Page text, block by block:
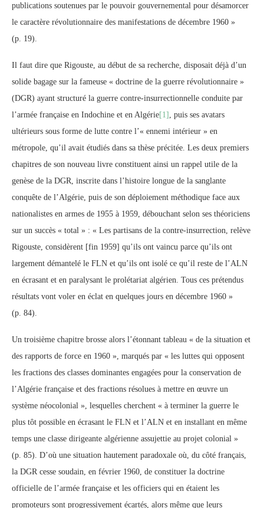
publications soutenues par le pouvoir gouvernemental pour désamorcer
le caractère révolutionnaire des manifestations de décembre 1960 »
(p. 19).
Il faut dire que Rigouste, au début de sa recherche, disposait déjà d’un
solide bagage sur la fameuse « doctrine de la guerre révolutionnaire »
(DGR) ayant structuré la guerre contre-insurrectionnelle conduite par
l’armée française en Indochine et en Algérie[1] , puis ses avatars
ultérieurs sous forme de lutte contre l’« ennemi intérieur » en
métropole, qu’il avait étudiés dans sa thèse précitée. Les deux premiers
chapitres de son nouveau livre constituent ainsi un rappel utile de la
genèse de la DGR, inscrite dans l’histoire longue de la sanglante
conquête de l’Algérie, puis de son déploiement méthodique face aux
nationalistes en armes de 1955 à 1959, débouchant selon ses théoriciens
sur un succès « total » : « Les partisans de la contre-insurrection, relève
Rigouste, considèrent [fin 1959] qu’ils ont vaincu parce qu’ils ont
largement démantelé le FLN et qu’ils ont isolé ce qu’il reste de l’ALN
en écrasant et en paralysant le prolétariat algérien. Tous ces prétendus
résultats vont voler en éclat en quelques jours en décembre 1960 »
(p. 84).
Un troisième chapitre brosse alors l’étonnant tableau « de la situation et
des rapports de force en 1960 », marqués par « les luttes qui opposent
les fractions des classes dominantes engagées pour la conservation de
l’Algérie française et des fractions résolues à mettre en œuvre un
système néocolonial », lesquelles cherchent « à terminer la guerre le
plus tôt possible en écrasant le FLN et l’ALN et en installant en même
temps une classe dirigeante algérienne assujettie au projet colonial »
(p. 85). D’où une situation hautement paradoxale où, du côté français,
la DGR cesse soudain, en février 1960, de constituer la doctrine
officielle de l’armée française et les officiers qui en étaient les
promoteurs sont progressivement écartés, alors même que leurs